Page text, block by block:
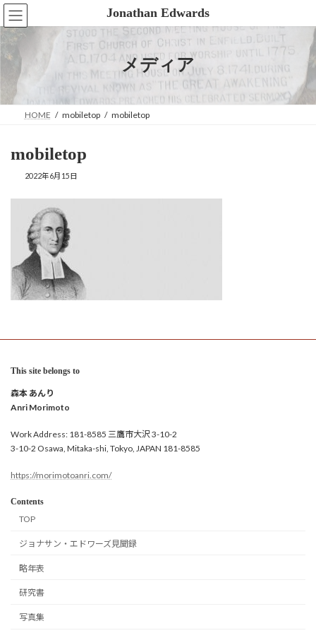
コ
テ
ン
ツ
ッ
ナ
ゲ
ー
シ
移
Jonathan Edwards
メディア
HOME mobiletop mobiletop
mobiletop
2022年6月15日
This site belongs to
森本 あんり
Anri Morimoto
Work Address: 181-8585 三鷹市大沢 3-10-2
3-10-2 Osawa, Mitaka-shi, Tokyo, JAPAN 181-8585
https://morimotoanri.com/
Contents
TOP
ジョナサン・エドワーズ見聞録
略年表
研究書
写真集